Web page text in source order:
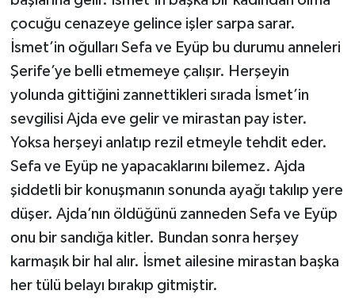
çocuğu cenazeye gelince işler sarpa sarar.
İsmet’in oğulları Sefa ve Eyüp bu durumu anneleri
Şerife’ye belli etmemeye çalışır. Herşeyin
yolunda gittiğini zannettikleri sırada İsmet’in
sevgilisi Ajda eve gelir ve mirastan pay ister.
Yoksa herşeyi anlatıp rezil etmeyle tehdit eder.
Sefa ve Eyüp ne yapacaklarını bilemez. Ajda
şiddetli bir konuşmanın sonunda ayağı takılıp yere
düşer. Ajda’nın öldüğünü zanneden Sefa ve Eyüp
onu bir sandığa kitler. Bundan sonra herşey
karmaşık bir hal alır. İsmet ailesine mirastan başka
her tülü belayı bırakıp gitmiştir.